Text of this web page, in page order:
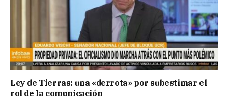
Ley de Tierras: una «derrota» por subestimar el
rol de la comunicación